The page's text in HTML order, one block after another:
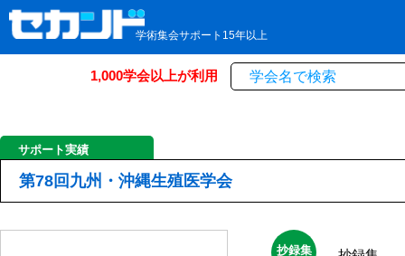
学術集会サポート15年以上
1,000学会以上が利用
サポート実績
第78回九州・沖縄生殖医学会
抄録集